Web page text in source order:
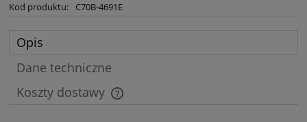
Kod produktu:
C70B-4691E
Opis
Dane techniczne
Koszty dostawy
Cena nie zawiera ewentualnych kosztów płatności